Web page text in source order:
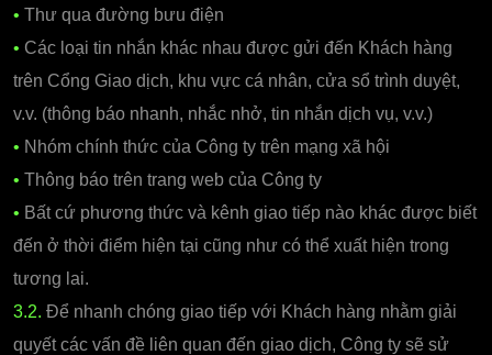
• Thư qua đường bưu điện
• Các loại tin nhắn khác nhau được gửi đến Khách hàng
trên Cổng Giao dịch, khu vực cá nhân, cửa sổ trình duyệt,
v.v. (thông báo nhanh, nhắc nhở, tin nhắn dịch vụ, v.v.)
• Nhóm chính thức của Công ty trên mạng xã hội
• Thông báo trên trang web của Công ty
• Bất cứ phương thức và kênh giao tiếp nào khác được biết
đến ở thời điểm hiện tại cũng như có thể xuất hiện trong
tương lai.
3.2. Để nhanh chóng giao tiếp với Khách hàng nhằm giải
quyết các vấn đề liên quan đến giao dịch, Công ty sẽ sử